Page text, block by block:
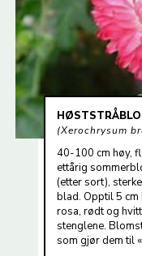
Xerochrysum
40-100 cm høy,
ettårig
(etter sort),
blad. Opptil 5
rosa, rødt og
stenglene.
som gjør dem til